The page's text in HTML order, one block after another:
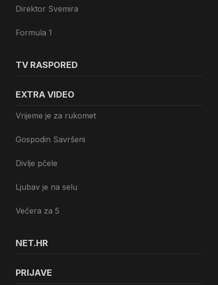
Direktor Svemira
Formula 1
TV RASPORED
EXTRA VIDEO
Vrijeme je za rukomet
Gospodin Savršeni
Divlje pčele
Ljubav je na selu
Večera za 5
NET.HR
PRIJAVE